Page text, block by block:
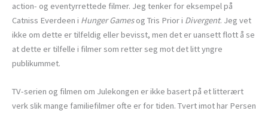
action- og eventyrrettede filmer. Jeg tenker for eksempel på
Catniss Everdeen i Hunger Gamesog Tris Prior i Divergent. Jeg vet
ikke om dette er tilfeldig eller bevisst, men det er uansett flott å se
at dette er tilfelle i filmer som retter seg mot det litt yngre
publikummet.
TV-serien og filmen om Julekongen er ikke basert på et litterært
verk slik mange familiefilmer ofte er for tiden. Tvert imot har Persen